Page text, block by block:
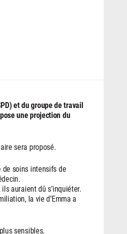
et du groupe de travail
une projection du
sera proposé.
de soins intensifs de
auraient dû s’inquiéter.
la vie d’Emma a
sensibles.